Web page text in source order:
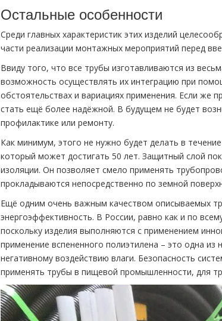
Остальные особенности
Среди главных характеристик этих изделий
части реализации монтажных мероприятий перед
Ввиду того, что все трубы изготавливаются из
возможность осуществлять их интеграцию при
обстоятельствах и вариациях применения. Если же
стать ещё более надёжной. В будущем не будет
профилактике или ремонту.
Как минимум, этого не нужно будет делать в
который может достигать 50 лет. Защитный слой
изоляции. Он позволяет смело применять
прокладываются непосредственно по земной
Ещё одним очень важным качеством описываемых
энергоэффективность. В России, равно как и по
поскольку изделия выполняются с применением
применение вспененного полиэтилена – это одна
негативному воздействию влаги. Безопасность
применять трубы в пищевой промышленности, для